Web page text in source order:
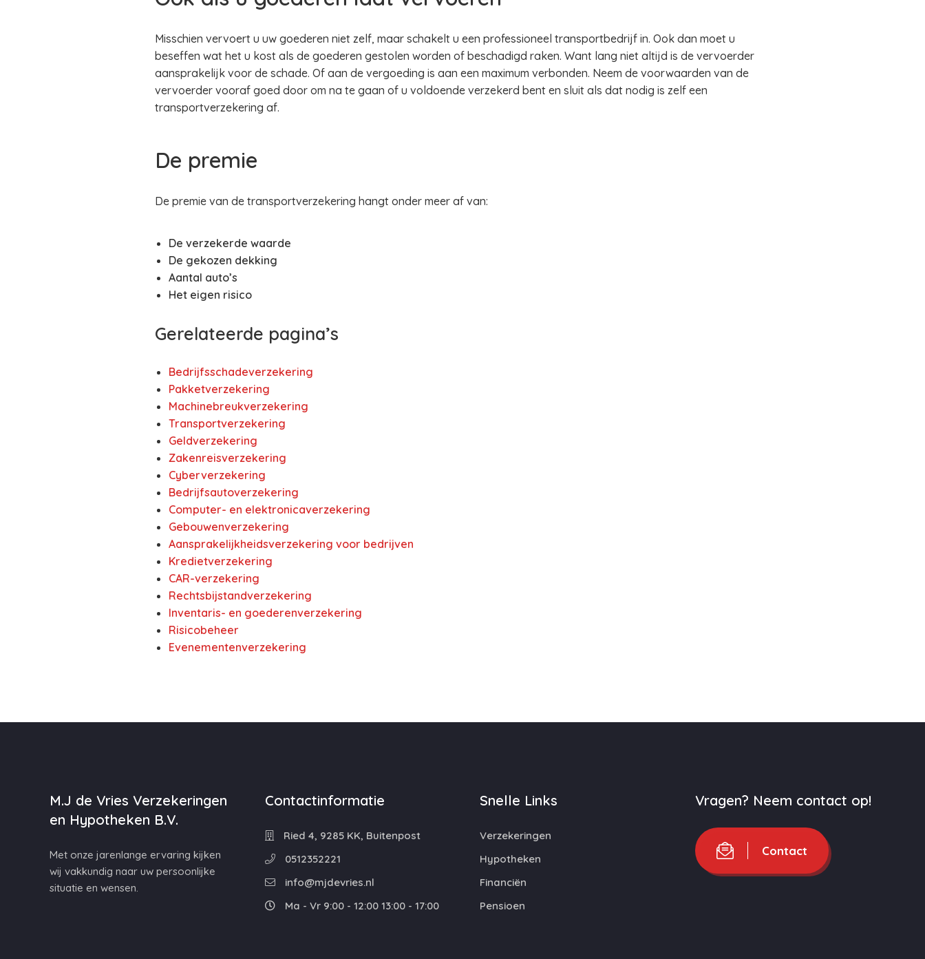
Misschien vervoert u uw goederen niet zelf, maar schakelt u een professioneel transportbedrijf in. Ook dan moet u
beseffen wat het u kost als de goederen gestolen worden of beschadigd raken. Want lang niet altijd is de vervoerder
aansprakelijk voor de schade. Of aan de vergoeding is aan een maximum verbonden. Neem de voorwaarden van de
vervoerder vooraf goed door om na te gaan of u voldoende verzekerd bent en sluit als dat nodig is zelf een
transportverzekering af.
De premie
De premie van de transportverzekering hangt onder meer af van:
De verzekerde waarde
De gekozen dekking
Aantal auto’s
Het eigen risico
Gerelateerde pagina’s
Bedrijfsschadeverzekering
Pakketverzekering
Machinebreukverzekering
Transportverzekering
Geldverzekering
Zakenreisverzekering
Cyberverzekering
Bedrijfsautoverzekering
Computer- en elektronicaverzekering
Gebouwenverzekering
Aansprakelijkheidsverzekering voor bedrijven
Kredietverzekering
CAR-verzekering
Rechtsbijstandverzekering
Inventaris- en goederenverzekering
Risicobeheer
Evenementenverzekering
M.J de Vries Verzekeringen
en Hypotheken B.V.
Met onze jarenlange ervaring kijken
wij vakkundig naar uw persoonlijke
situatie en wensen.
Contactinformatie
Ried 4, 9285 KK, Buitenpost
0512352221
info@mjdevries.nl
Ma - Vr 9:00 - 12:00 13:00 - 17:00
Snelle Links
Verzekeringen
Hypotheken
Financiën
Pensioen
Vragen? Neem contact op!
Contact